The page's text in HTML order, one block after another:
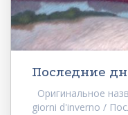
Последние
Оригинальное
giorni d'inverno /